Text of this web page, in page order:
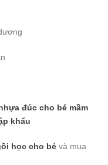
đúc cho bé mầm
khẩu
học cho bé và mua